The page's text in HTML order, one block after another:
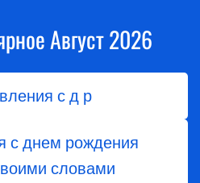
Август 2026
с д р
с днем рождения
словами